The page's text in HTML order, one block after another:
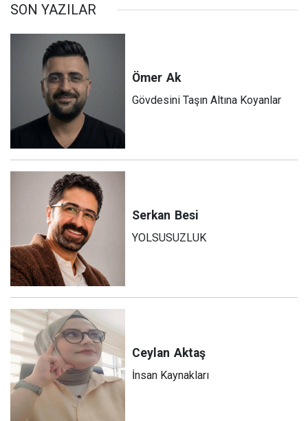
SON YAZILAR
Ömer Ak
Gövdesini Taşın Altına Koyanlar
Serkan Besi
YOLSUSUZLUK
Ceylan Aktaş
İnsan Kaynakları